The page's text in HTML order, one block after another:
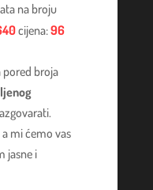
na broju
cijena:96
pored broja
mi ćemo vas
jasne i